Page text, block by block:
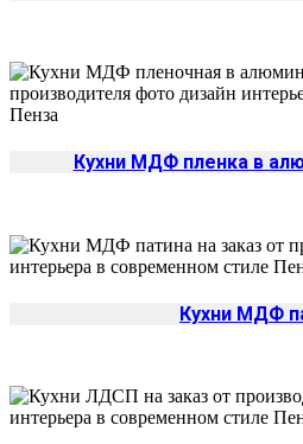
Кухни МДФ пленка в
Кухни МДФ